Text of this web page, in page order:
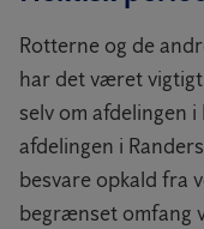
Rotterne og de
har det været
selv om afdelingen
afdelingen i
besvare opkald fra
begrænset omfang